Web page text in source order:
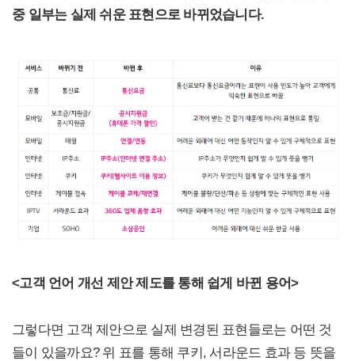
중 일부는 실제 쉬운 표현으로 바뀌었습니다.
<고객 언어 개선 제안 제도를 통해 쉽게 바뀐 용어>
그렇다면 고객 제안으로 실제 변경된 표현들로는 어떤 것
들이 있을까요? 위 표를 통해 쿠키, 서라운드 효과 등 뜻을